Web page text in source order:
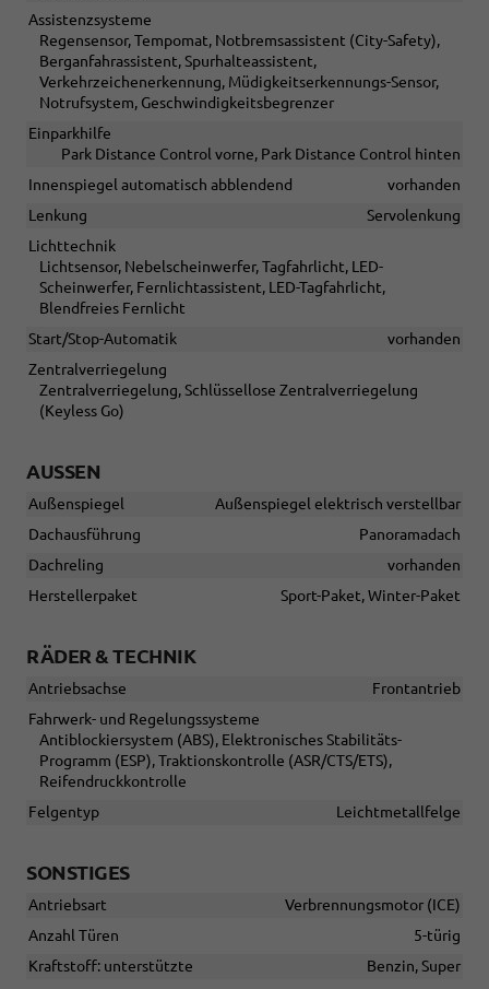
Assistenzsysteme
Regensensor, Tempomat, Notbremsassistent (City-Safety),
Berganfahrassistent, Spurhalteassistent,
Verkehrzeichenerkennung, Müdigkeitserkennungs-Sensor,
Notrufsystem, Geschwindigkeitsbegrenzer
Einparkhilfe
Park Distance Control vorne, Park Distance Control hinten
Innenspiegel automatisch abblendend
vorhanden
Lenkung
Servolenkung
Lichttechnik
Lichtsensor, Nebelscheinwerfer, Tagfahrlicht, LED-
Scheinwerfer, Fernlichtassistent, LED-Tagfahrlicht,
Blendfreies Fernlicht
Start/Stop-Automatik
vorhanden
Zentralverriegelung
Zentralverriegelung, Schlüssellose Zentralverriegelung
(Keyless Go)
AUSSEN
Außenspiegel
Außenspiegel elektrisch verstellbar
Dachausführung
Panoramadach
Dachreling
vorhanden
Herstellerpaket
Sport-Paket, Winter-Paket
RÄDER & TECHNIK
Antriebsachse
Frontantrieb
Fahrwerk- und Regelungssysteme
Antiblockiersystem (ABS), Elektronisches Stabilitäts-
Programm (ESP), Traktionskontrolle (ASR/CTS/ETS),
Reifendruckkontrolle
Felgentyp
Leichtmetallfelge
SONSTIGES
Antriebsart
Verbrennungsmotor (ICE)
Anzahl Türen
5-türig
Kraftstoff: unterstützte
Benzin, Super